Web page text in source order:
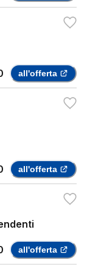
all'offerta
all'offerta
all'offerta